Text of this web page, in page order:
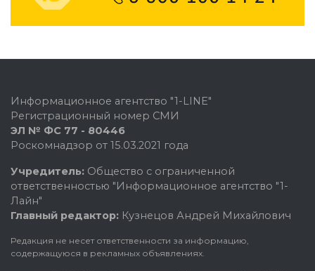
Информационное агентство "1-LINE"
Регистрационный номер СМИ
ЭЛ № ФС 77 - 80446
Роскомнадзор от 15.03.2021 года
Учредитель: Общество с ограниченной
ответственностью "Информационное агентство "1-
Лайн"
Главный редактор: Кузнецов Андрей Михайлович
Редакция не несет ответственности за информацию,
содержащуюся в рекламных объявлениях.